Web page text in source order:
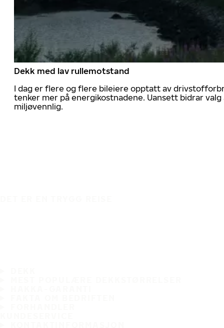
Dekk med lav rullemotstand
I dag er flere og flere bileiere opptatt av
tenker mer på energikostnadene. Uansett bidrar
miljøvennlig.